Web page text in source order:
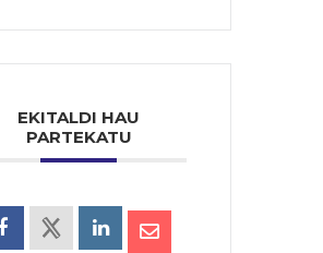
EKITALDI HAU
PARTEKATU